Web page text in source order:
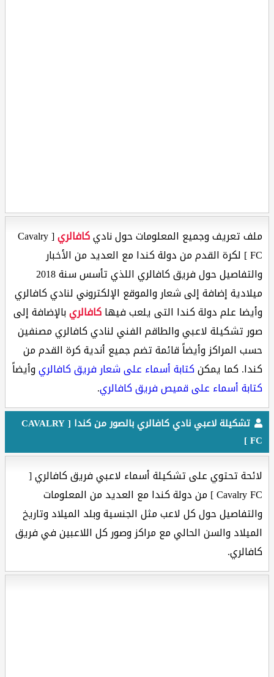
ملف تعريف وجميع المعلومات حول ناديكافالري [ Cavalry
FC ] لكرة القدم من دولة كندا مع العديد من الأخبار
والتفاصيل حول فريق كافالري اللذي تأسس سنة 2018
ميلادية إضافة إلى شعار والموقع الإلكتروني لنادي كافالري
وأيضا علم دولة كندا التى يلعب فيهاكافالريبالإضافة إلى
صور تشكيلة لاعبي والطاقم الفني لنادي كافالري مصنفين
حسب المراكز وأيضاً قائمة تضم جميع أندية كرة القدم من
كندا. كما يمكنكتابة أسماء على شعار فريق كافالريوأيضاً
كتابة أسماء على قميص فريق كافالري.
تشكيلة لاعبي نادي كافالري بالصور من كندا [ CAVALRY
FC ]
لائحة تحتوي على تشكيلة أسماء لاعبي فريق كافالري [
Cavalry FC ] من دولة كندا مع العديد من المعلومات
والتفاصيل حول كل لاعب مثل الجنسية وبلد الميلاد وتاريخ
الميلاد والسن الحالي مع مراكز وصور كل اللاعبين في فريق
كافالري.